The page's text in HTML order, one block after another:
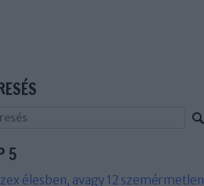
5
élesben, avagy 12 szemérmetlen